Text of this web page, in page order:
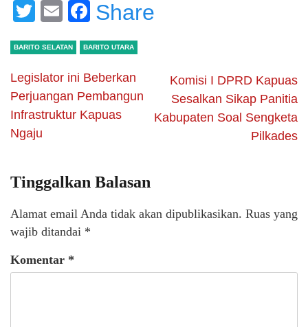
Twitter
EmailFacebook
Share
BARITO SELATAN BARITO UTARA
Legislator ini Beberkan
Perjuangan Pembangun
Infrastruktur Kapuas
Ngaju
Komisi I DPRD Kapuas
Sesalkan Sikap Panitia
Kabupaten Soal Sengketa
Pilkades
Tinggalkan Balasan
Alamat email Anda tidak akan dipublikasikan. Ruas yang
wajib ditandai *
Komentar *